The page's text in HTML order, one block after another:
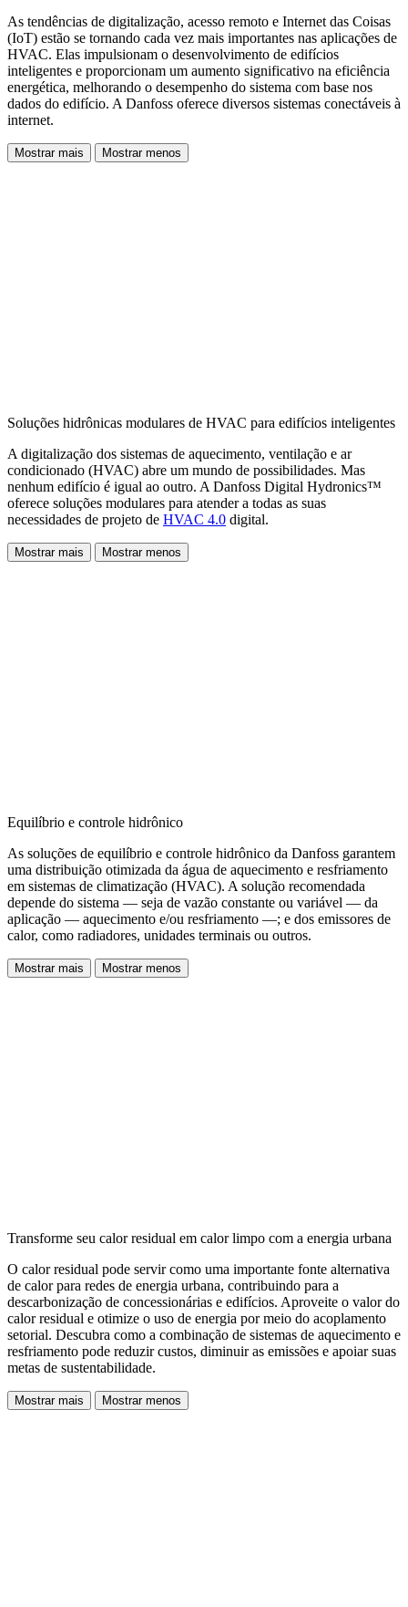
As tendências de digitalização, acesso remoto e Internet das Coisas
(IoT) estão se tornando cada vez mais importantes nas aplicações de
HVAC. Elas impulsionam o desenvolvimento de edifícios
inteligentes e proporcionam um aumento significativo na eficiência
energética, melhorando o desempenho do sistema com base nos
dados do edifício. A Danfoss oferece diversos sistemas conectáveis à
internet.
Mostrar mais Mostrar menos
Soluções hidrônicas modulares de HVAC para edifícios inteligentes
A digitalização dos sistemas de aquecimento, ventilação e ar
condicionado (HVAC) abre um mundo de possibilidades. Mas
nenhum edifício é igual ao outro. A Danfoss Digital Hydronics™
oferece soluções modulares para atender a todas as suas
necessidades de projeto de HVAC 4.0 digital.
Mostrar mais Mostrar menos
Equilíbrio e controle hidrônico
As soluções de equilíbrio e controle hidrônico da Danfoss garantem
uma distribuição otimizada da água de aquecimento e resfriamento
em sistemas de climatização (HVAC). A solução recomendada
depende do sistema — seja de vazão constante ou variável — da
aplicação — aquecimento e/ou resfriamento —; e dos emissores de
calor, como radiadores, unidades terminais ou outros.
Mostrar mais Mostrar menos
Transforme seu calor residual em calor limpo com a energia urbana
O calor residual pode servir como uma importante fonte alternativa
de calor para redes de energia urbana, contribuindo para a
descarbonização de concessionárias e edifícios. Aproveite o valor do
calor residual e otimize o uso de energia por meio do acoplamento
setorial. Descubra como a combinação de sistemas de aquecimento e
resfriamento pode reduzir custos, diminuir as emissões e apoiar suas
metas de sustentabilidade.
Mostrar mais Mostrar menos